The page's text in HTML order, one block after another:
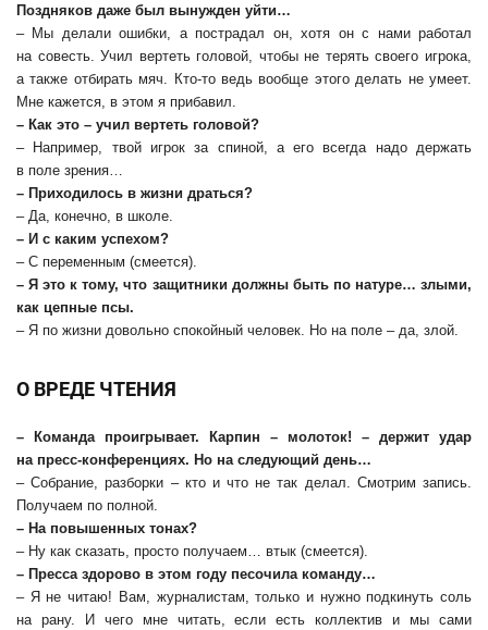
Поздняков даже был вынужден уйти…
– Мы делали ошибки, а пострадал он, хотя он с нами работал
на совесть. Учил вертеть головой, чтобы не терять своего игрока,
а также отбирать мяч. Кто-то ведь вообще этого делать не умеет.
Мне кажется, в этом я прибавил.
– Как это – учил вертеть головой?
– Например, твой игрок за спиной, а его всегда надо держать
в поле зрения…
– Приходилось в жизни драться?
– Да, конечно, в школе.
– И с каким успехом?
– С переменным (смеется).
– Я это к тому, что защитники должны быть по натуре… злыми,
как цепные псы.
– Я по жизни довольно спокойный человек. Но на поле – да, злой.
О ВРЕДЕ ЧТЕНИЯ
– Команда проигрывает. Карпин – молоток! – держит удар
на пресс-конференциях. Но на следующий день…
– Собрание, разборки – кто и что не так делал. Смотрим запись.
Получаем по полной.
– На повышенных тонах?
– Ну как сказать, просто получаем… втык (смеется).
– Пресса здорово в этом году песочила команду…
– Я не читаю! Вам, журналистам, только и нужно подкинуть соль
на рану. И чего мне читать, если есть коллектив и мы сами